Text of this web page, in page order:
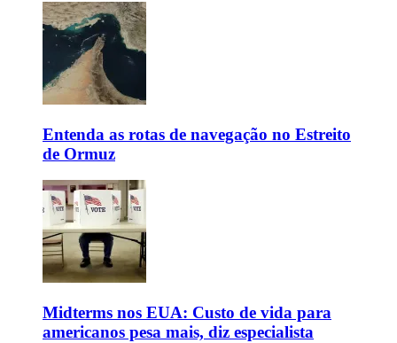
Entenda as rotas de navegação no Estreito
de Ormuz
Midterms nos EUA: Custo de vida para
americanos pesa mais, diz especialista